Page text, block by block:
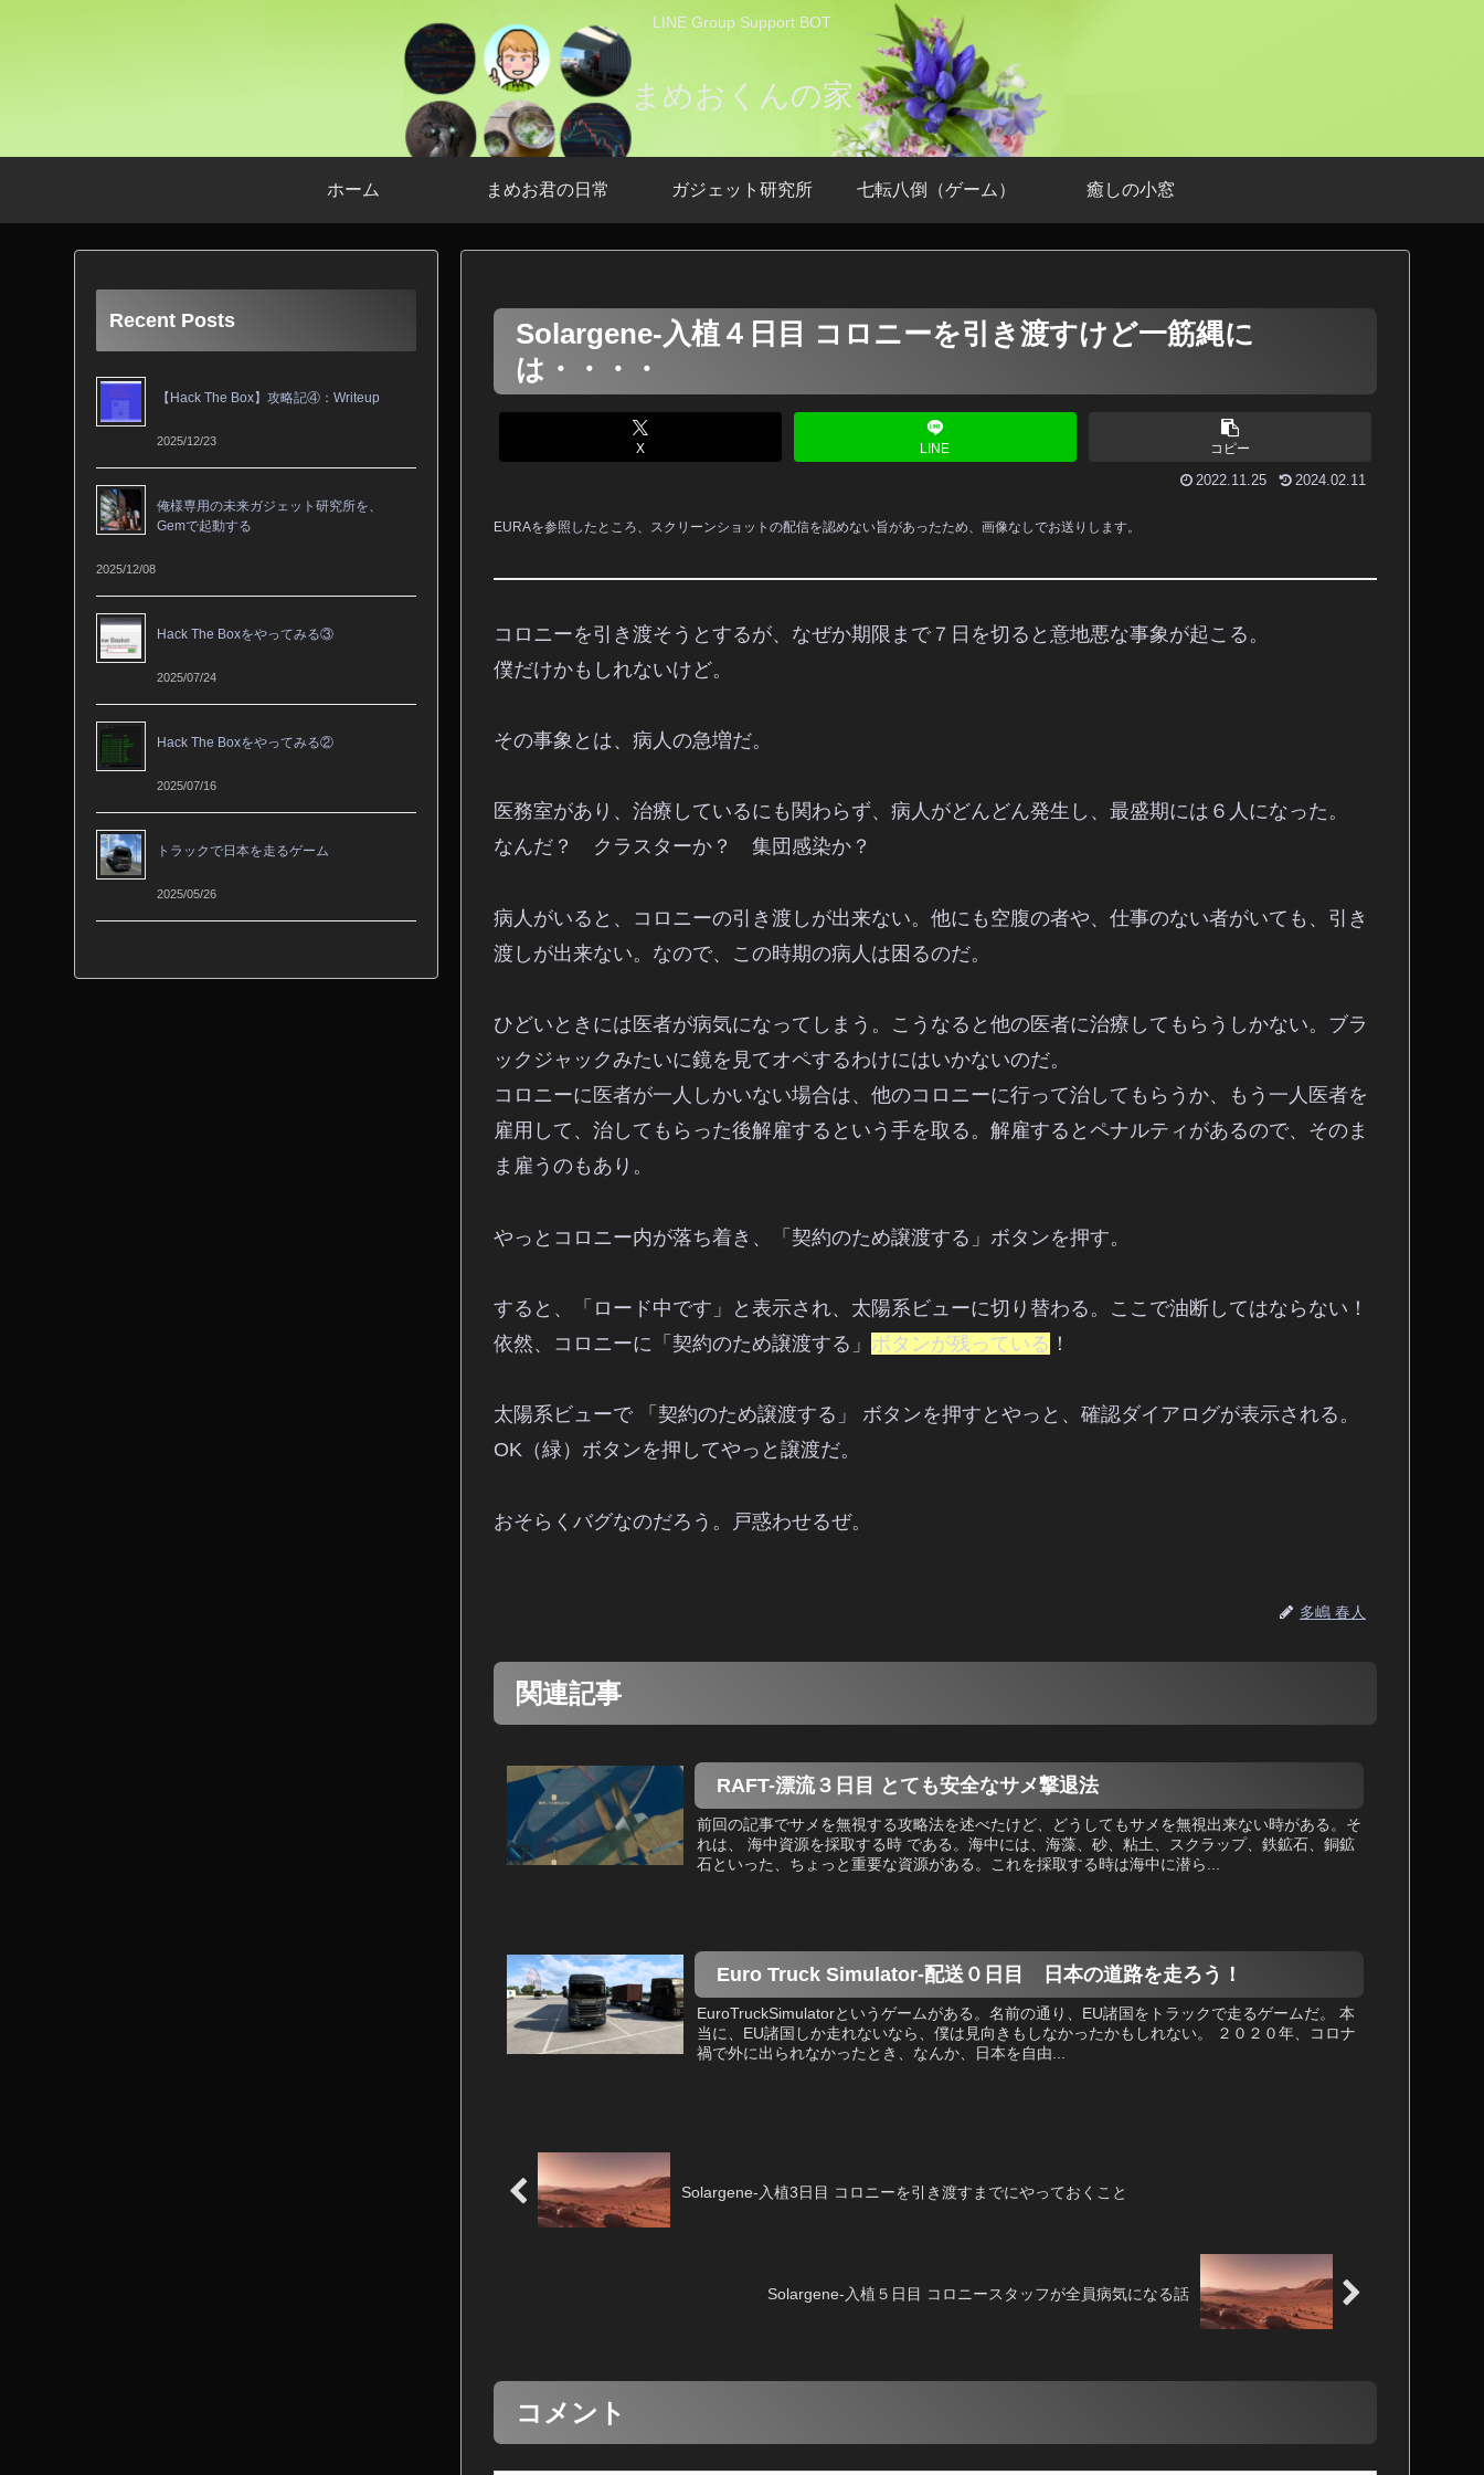
LINE Group Support BOT
まめおくんの家
ホーム まめお君の日常 ガジェット研究所 七転八倒（ゲーム） 癒しの小窓
Solargene-入植４日目 コロニーを引き渡すけど一筋縄に
は・・・・
X LINE コピー
2022.11.25 2024.02.11
EURAを参照したところ、スクリーンショットの配信を認めない旨があったため、画像なしでお送りします。
コロニーを引き渡そうとするが、なぜか期限まで７日を切ると意地悪な事象が起こる。
僕だけかもしれないけど。
その事象とは、病人の急増だ。
医務室があり、治療しているにも関わらず、病人がどんどん発生し、最盛期には６人になった。
なんだ？ クラスターか？ 集団感染か？
病人がいると、コロニーの引き渡しが出来ない。他にも空腹の者や、仕事のない者がいても、引き
渡しが出来ない。なので、この時期の病人は困るのだ。
ひどいときには医者が病気になってしまう。こうなると他の医者に治療してもらうしかない。ブラ
ックジャックみたいに鏡を見てオペするわけにはいかないのだ。
コロニーに医者が一人しかいない場合は、他のコロニーに行って治してもらうか、もう一人医者を
雇用して、治してもらった後解雇するという手を取る。解雇するとペナルティがあるので、そのま
ま雇うのもあり。
やっとコロニー内が落ち着き、「契約のため譲渡する」ボタンを押す。
すると、「ロード中です」と表示され、太陽系ビューに切り替わる。ここで油断してはならない！
依然、コロニーに「契約のため譲渡する」 ボタンが残っている ！
太陽系ビューで 「契約のため譲渡する」 ボタンを押すとやっと、確認ダイアログが表示される。
OK（緑）ボタンを押してやっと譲渡だ。
おそらくバグなのだろう。戸惑わせるぜ。
多嶋 春人
関連記事
RAFT-漂流３日目 とても安全なサメ撃退法
前回の記事でサメを無視する攻略法を述べたけど、どうしてもサメを無視出来ない時がある。そ
れは、 海中資源を採取する時 である。海中には、海藻、砂、粘土、スクラップ、鉄鉱石、銅鉱
石といった、ちょっと重要な資源がある。これを採取する時は海中に潜ら...
Euro Truck Simulator-配送０日目 日本の道路を走ろう！
EuroTruckSimulatorというゲームがある。名前の通り、EU諸国をトラックで走るゲームだ。 本
当に、EU諸国しか走れないなら、僕は見向きもしなかったかもしれない。 ２０２０年、コロナ
禍で外に出られなかったとき、なんか、日本を自由...
Solargene-入植3日目 コロニーを引き渡すまでにやっておくこと
Solargene-入植５日目 コロニースタッフが全員病気になる話
コメント
Recent Posts
【Hack The Box】攻略記④：Writeup
2025/12/23
俺様専用の未来ガジェット研究所を、
Gemで起動する
2025/12/08
Hack The Boxをやってみる③
2025/07/24
Hack The Boxをやってみる②
2025/07/16
トラックで日本を走るゲーム
2025/05/26